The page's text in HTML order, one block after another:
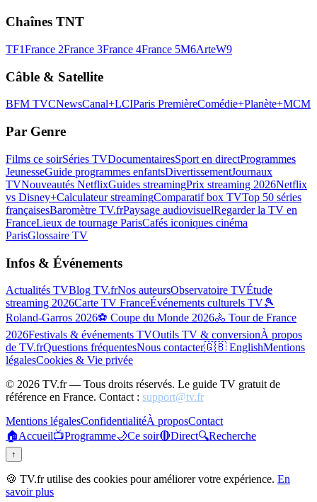
Chaînes TNT
TF1France 2France 3France 4France 5M6ArteW9
Câble & Satellite
BFM TVCNewsCanal+LCIParis PremièreComédie+Planète+MCM
Par Genre
Films ce soirSéries TVDocumentairesSport en directProgrammes
JeunesseGuide programmes enfantsDivertissementJournaux
TVNouveautés NetflixGuides streamingPrix streaming 2026Netflix
vs Disney+Calculateur streamingComparatif box TVTop 50 séries
françaisesBaromètre TV.frPaysage audiovisuelRegarder la TV en
FranceLieux de tournage ParisCafés iconiques cinéma
ParisGlossaire TV
Infos & Événements
Actualités TVBlog TV.frNos auteursObservatoire TVÉtude
streaming 2026Carte TV FranceÉvénements culturels TV🎾
Roland-Garros 2026⚽ Coupe du Monde 2026🚴 Tour de France
2026Festivals & événements TVOutils TV & conversionÀ propos
de TV.frQuestions fréquentesNous contacter🇬🇧 EnglishMentions
légalesCookies & Vie privée
© 2026 TV.fr — Tous droits réservés. Le guide TV gratuit de
référence en France. Contact : support@tv.fr
Mentions légalesConfidentialitéÀ proposContact
🏠Accueil📺Programme🌙Ce soir🔴Direct🔍Recherche
↑
🍪 TV.fr utilise des cookies pour améliorer votre expérience. En
savoir plus